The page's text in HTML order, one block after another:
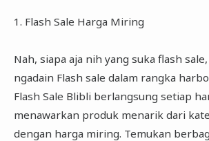
1. Flash Sale Harga Miring
Nah, siapa aja nih yang suka flash
ngadain Flash sale dalam rangka
Flash Sale Blibli berlangsung setiap
menawarkan produk menarik dari
dengan harga miring. Temukan